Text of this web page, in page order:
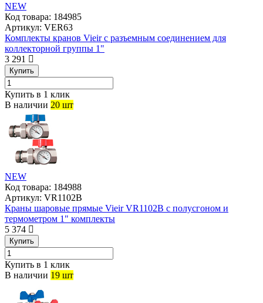
NEW
Код товара: 184985
Артикул: VER63
Комплекты кранов Vieir с разъемным соединением для
коллекторной группы 1"
3 291
Купить
Купить в 1 клик
В наличии 20 шт
NEW
Код товара: 184988
Артикул: VR1102B
Краны шаровые прямые Vieir VR1102B с полусгоном и
термометром 1" комплекты
5 374
Купить
Купить в 1 клик
В наличии 19 шт